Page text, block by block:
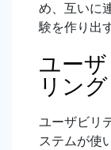
め、互いに
験を作り出
ユー
リング
ユーザビリ
ステムが使